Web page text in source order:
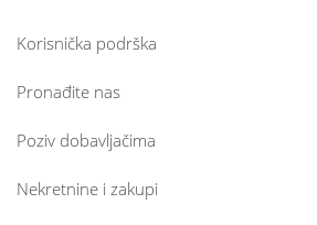
Korisnička podrška
Pronađite nas
Poziv dobavljačima
Nekretnine i zakupi